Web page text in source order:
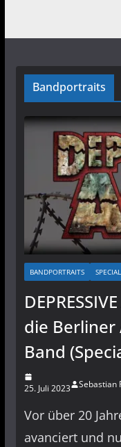
Bandportraits
BANDPORTRAITS
die
Band
25. Juli 2023 Sebastian
Vor über 20
avanciert und